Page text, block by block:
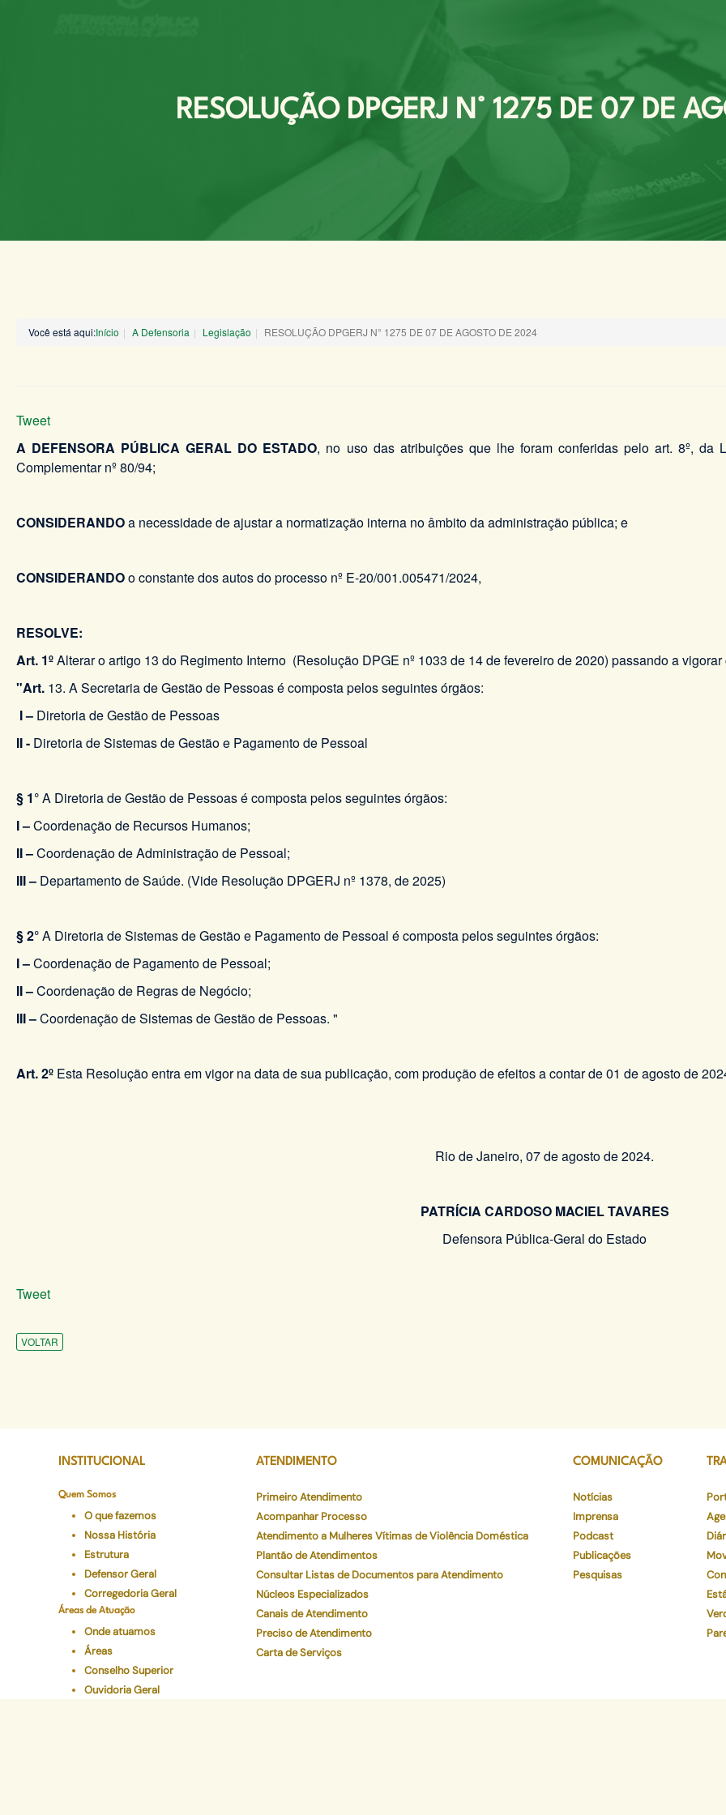
RESOLUÇÃO DPGERJ N° 1275 DE 07 DE
Você está aqui:Início A Defensoria Legislação RESOLUÇÃO DPGERJ N° 1275 DE 07 DE AGOSTO DE 2024
Tweet
A DEFENSORA PÚBLICA GERAL DO ESTADO, no uso das atribuições que lhe foram conferidas pelo art. 8º,
Complementar nº 80/94;
CONSIDERANDOa necessidade de ajustar a normatização interna no âmbito da administração pública; e
CONSIDERANDOo constante dos autos do processo nº E-20/001.005471/2024,
RESOLVE:
Art. 1ºAlterar o artigo 13 do Regimento Interno (Resolução DPGE nº 1033 de 14 de fevereiro de 2020) passando a
"Art. 13. A Secretaria de Gestão de Pessoas é composta pelos seguintes órgãos:
I – Diretoria de Gestão de Pessoas
II - Diretoria de Sistemas de Gestão e Pagamento de Pessoal
§ 1°A Diretoria de Gestão de Pessoas é composta pelos seguintes órgãos:
I –Coordenação de Recursos Humanos;
II –Coordenação de Administração de Pessoal;
III – Departamento de Saúde. (Vide Resolução DPGERJ nº 1378, de 2025)
§ 2°A Diretoria de Sistemas de Gestão e Pagamento de Pessoal é composta pelos seguintes órgãos:
I –Coordenação de Pagamento de Pessoal;
II –Coordenação de Regras de Negócio;
III –Coordenação de Sistemas de Gestão de Pessoas. "
Art. 2º Esta Resolução entra em vigor na data de sua publicação, com produção de efeitos a contar de 01 de agosto de
Rio de Janeiro, 07 de agosto de 2024.
PATRÍCIA CARDOSO MACIEL TAVARES
Defensora Pública-Geral do Estado
Tweet
VOLTAR
INSTITUCIONAL
Quem Somos
O que fazemos
Nossa História
Estrutura
Defensor Geral
Corregedoria Geral
Áreas de Atuação
Onde atuamos
Áreas
Conselho Superior
Ouvidoria Geral
ATENDIMENTO
Primeiro Atendimento
Acompanhar Processo
Atendimento a Mulheres Vítimas de Violência Doméstica
Plantão de Atendimentos
Consultar Listas de Documentos para Atendimento
Núcleos Especializados
Canais de Atendimento
Preciso de Atendimento
Carta de Serviços
COMUNICAÇÃO
Notícias
Imprensa
Podcast
Publicações
Pesquisas